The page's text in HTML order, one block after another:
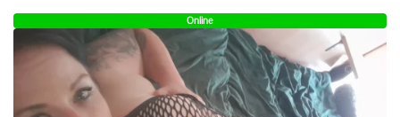
Online